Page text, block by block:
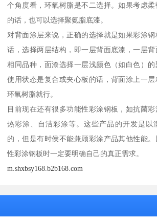
个角度看，环氧树脂是不二选择。如果考虑
的话，也可以选择聚氨脂底漆。
对背面涂层来说，正确的选择就是如果彩涂
话，选择两层结构，即一层背面底漆，一层
相同品种，面漆选择一层浅颜色（如白色）
使用状态是复合或夹心板的话，背面涂上一
环氧树脂就行。
目前现在还有很多功能性彩涂钢板，如抗菌
热彩涂、自洁彩涂等。这些产品的开发是以
的，但是有时侯不能兼顾彩涂产品其他性能
性彩涂钢板时一定要明确自己的真正需求。
m.shxbsy168.b2b168.com